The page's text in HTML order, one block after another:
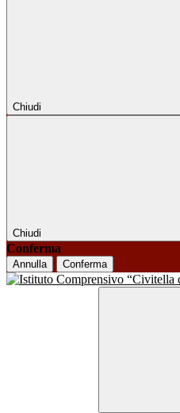
Chiudi
Chiudi
Conferma
Annulla Conferma